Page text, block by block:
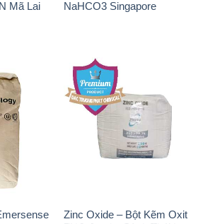
Zinc Oxide – Bột Kẽm Oxit
ZNO Jumbo Bành Thái Lan
Thailand